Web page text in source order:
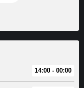
14:00 - 00:00